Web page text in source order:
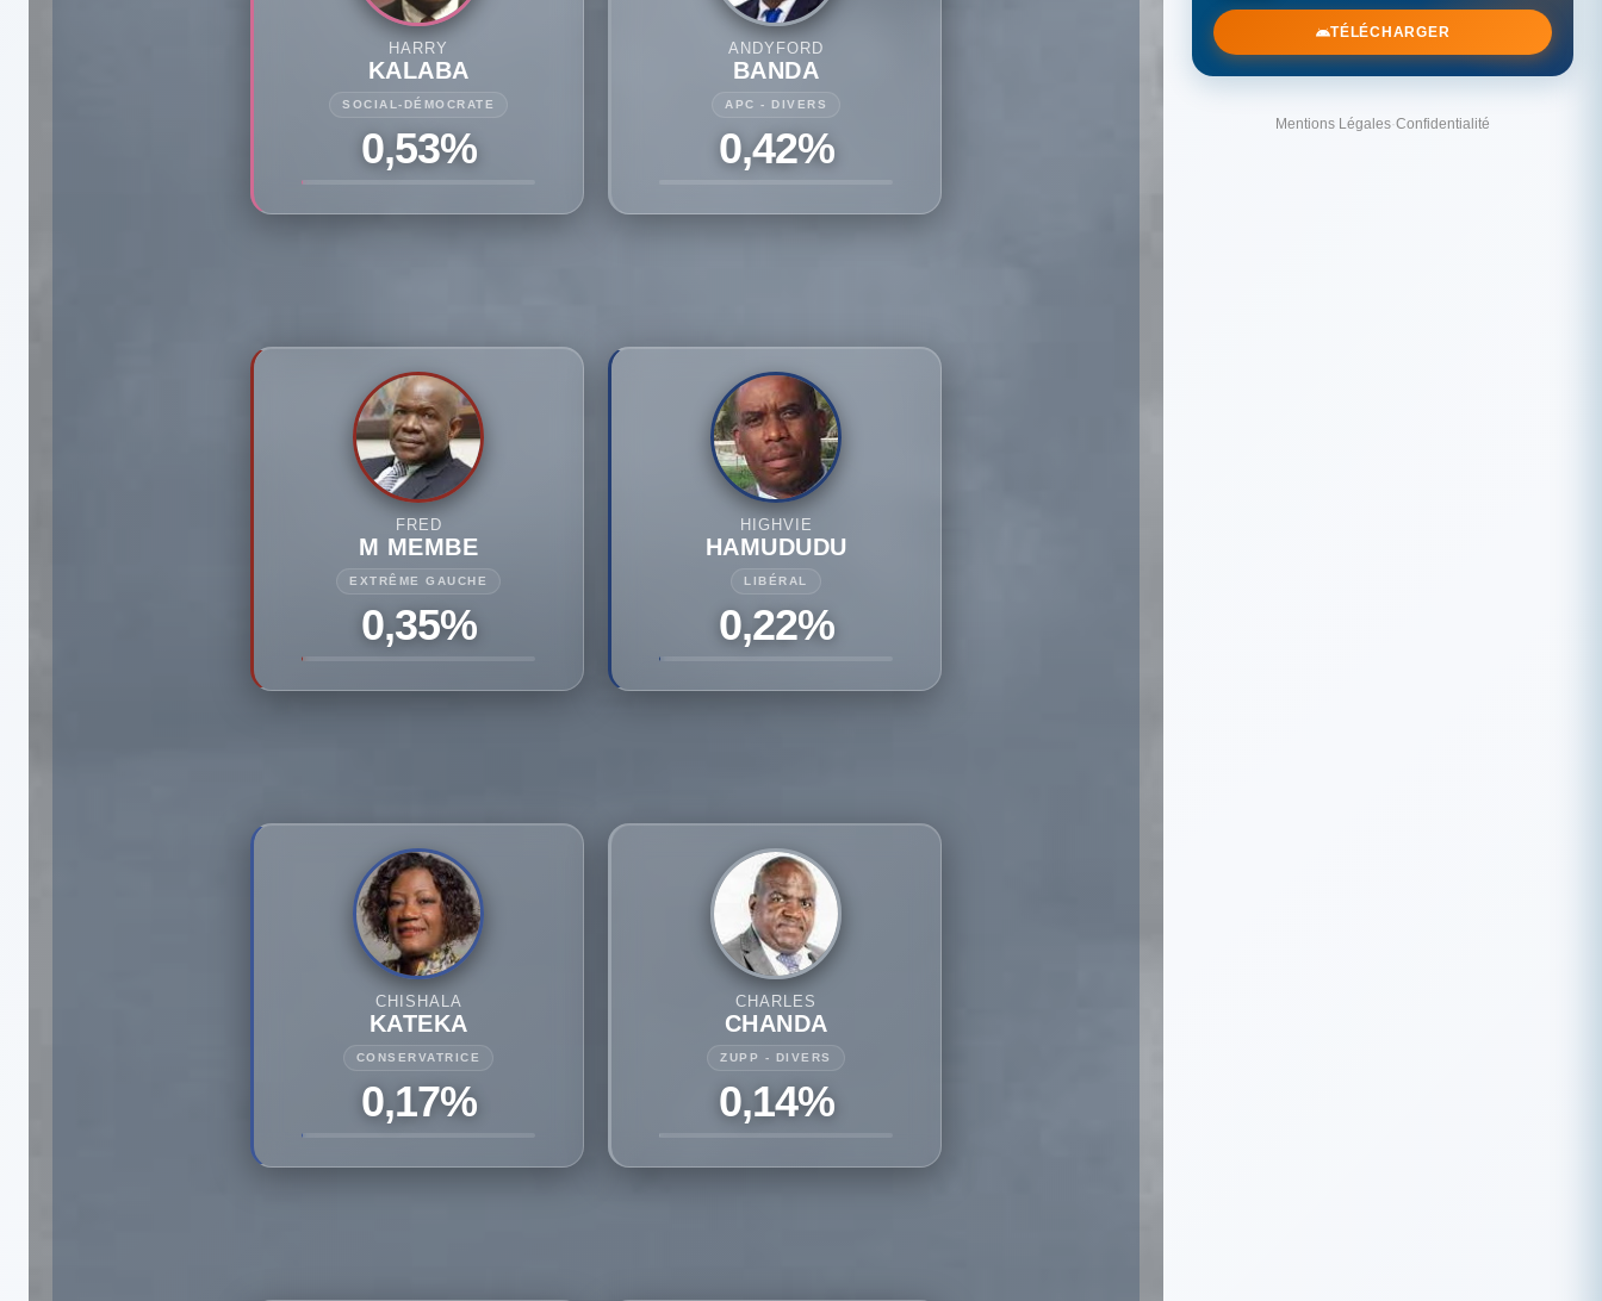
HARRY
KALABA
SOCIAL-DÉMOCRATE
0,53%
ANDYFORD
BANDA
APC - DIVERS
0,42%
FRED
M MEMBE
EXTRÊME GAUCHE
0,35%
HIGHVIE
HAMUDUDU
LIBÉRAL
0,22%
CHISHALA
KATEKA
CONSERVATRICE
0,17%
CHARLES
CHANDA
ZUPP - DIVERS
0,14%
TÉLÉCHARGER
Mentions Légales·Confidentialité